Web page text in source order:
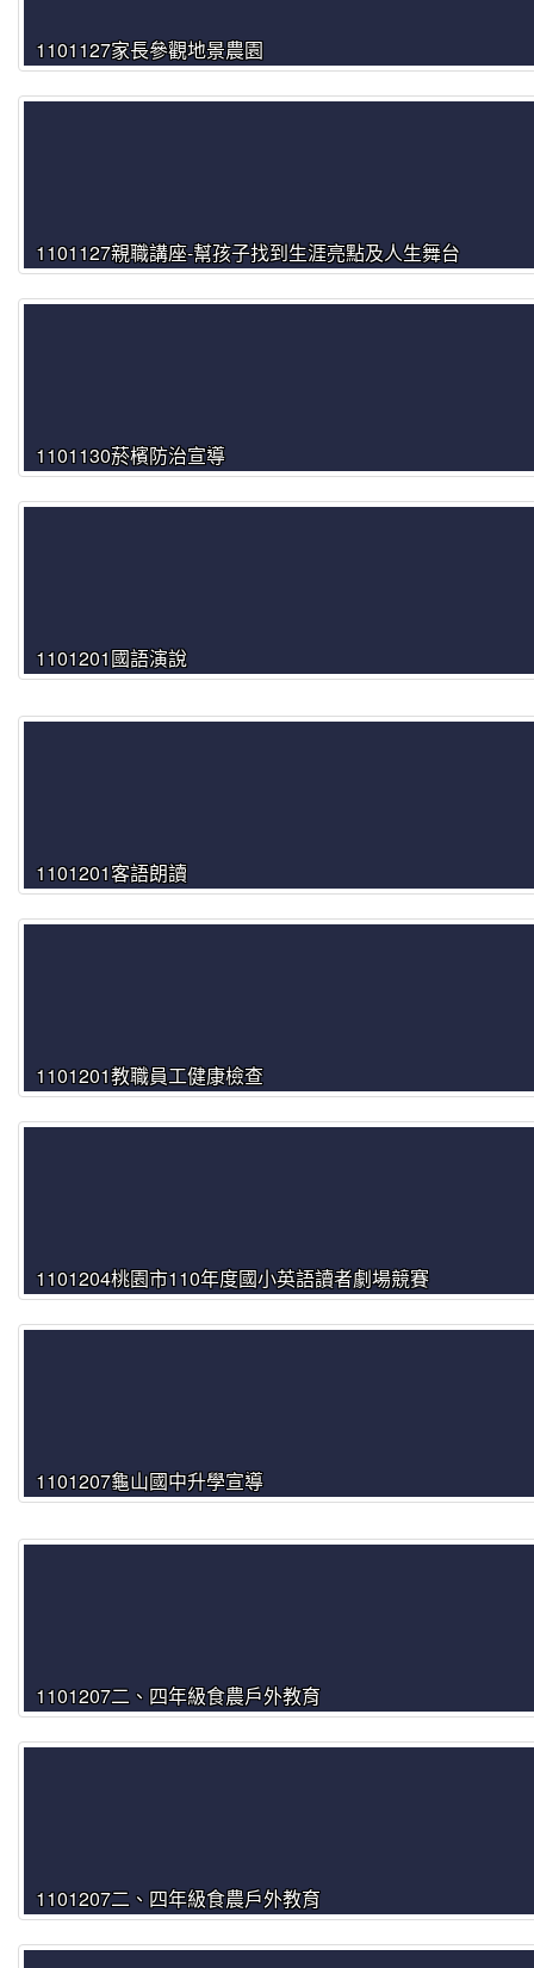
1101127家長參觀地景農園
1101127親職講座-幫孩子找到生涯亮點及人生舞台
1101130菸檳防治宣導
1101201國語演說
1101201客語朗讀
1101201教職員工健康檢查
1101204桃園市110年度國小英語讀者劇場競賽
1101207龜山國中升學宣導
1101207二、四年級食農戶外教育
1101207二、四年級食農戶外教育